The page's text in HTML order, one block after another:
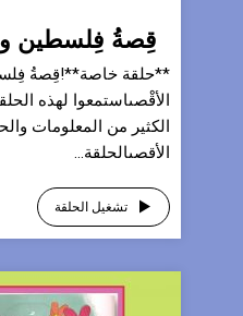
قِصةُ فِلسطين
**حلقة خاصة**!قِصةُ
الأقْصىاستمعوا لهذه
الكثير من المعلومات
الأقصىالحلقة...
تشغيل الحلقة